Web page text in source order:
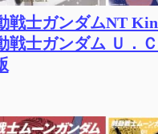
戦士ガンダムNT
戦士ガンダム Ｕ．